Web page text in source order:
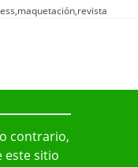
,maquetación,revista
contrario,
este sitio